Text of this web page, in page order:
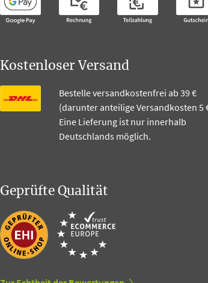
Kostenloser Versand
Bestelle versandkostenfrei ab 39 €
(darunter anteilige Versandkosten 5
Eine Lieferung ist nur innerhalb
Deutschlands möglich.
Geprüfte Qualität